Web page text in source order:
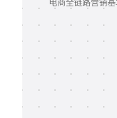
客户案例
支持
知识分享社区